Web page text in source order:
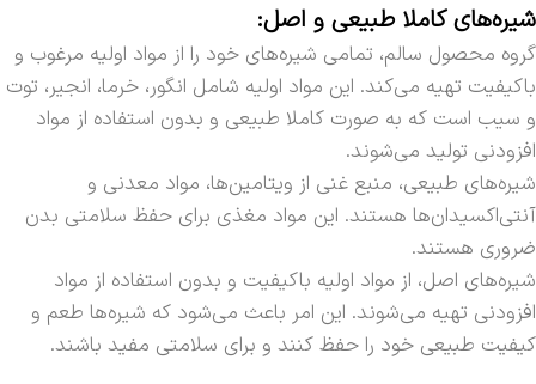
شیره‌های کاملا طبیعی و اصل:
گروه محصول سالم، تمامی شیره‌های خود را از مواد اولیه مرغوب و
باکیفیت تهیه می‌کند. این مواد اولیه شامل انگور، خرما، انجیر، توت
و سیب است که به صورت کاملا طبیعی و بدون استفاده از مواد
افزودنی تولید می‌شوند.
شیره‌های طبیعی، منبع غنی از ویتامین‌ها، مواد معدنی و
آنتی‌اکسیدان‌ها هستند. این مواد مغذی برای حفظ سلامتی بدن
ضروری هستند.
شیره‌های اصل، از مواد اولیه باکیفیت و بدون استفاده از مواد
افزودنی تهیه می‌شوند. این امر باعث می‌شود که شیره‌ها طعم و
کیفیت طبیعی خود را حفظ کنند و برای سلامتی مفید باشند.